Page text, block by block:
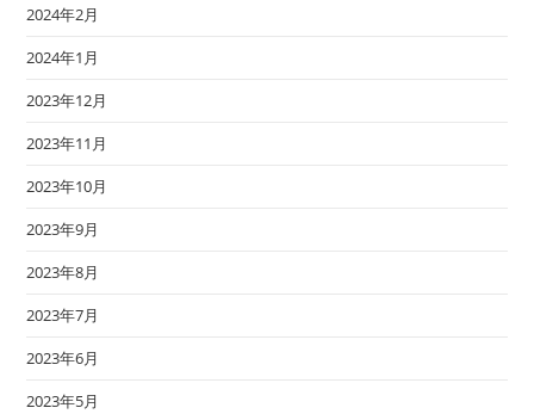
2024年2月
2024年1月
2023年12月
2023年11月
2023年10月
2023年9月
2023年8月
2023年7月
2023年6月
2023年5月